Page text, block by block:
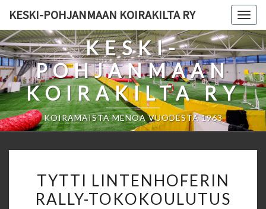
content
KESKI-POHJANMAAN KOIRAKILTA RY
KESKI-
POHJANMAAN
KOIRAKILTA RY
KOIRAMAISTA MENOA VUODESTA 1963
LINTENHOFERIN
RALLY-
TYTTI LINTENHOFERIN
RALLY-TOKOKOULUTUS